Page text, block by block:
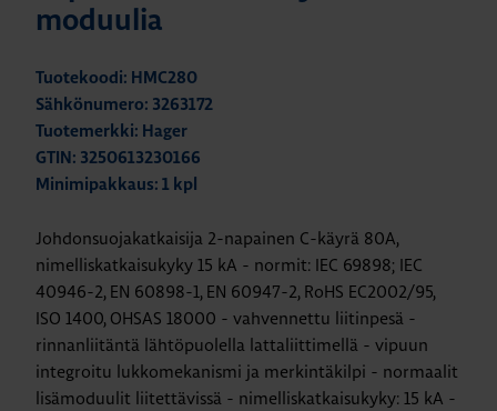
moduulia
Tuotekoodi: HMC280
Sähkönumero: 3263172
Tuotemerkki: Hager
GTIN: 3250613230166
Minimipakkaus: 1 kpl
Johdonsuojakatkaisija 2-napainen C-käyrä 80A,
nimelliskatkaisukyky 15 kA - normit: IEC 69898; IEC
40946-2, EN 60898-1, EN 60947-2, RoHS EC2002/95,
ISO 1400, OHSAS 18000 - vahvennettu liitinpesä -
rinnanliitäntä lähtöpuolella lattaliittimellä - vipuun
integroitu lukkomekanismi ja merkintäkilpi - normaalit
lisämoduulit liitettävissä - nimelliskatkaisukyky: 15 kA -